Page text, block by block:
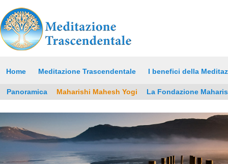
Home Meditazione Trascendentale I benefici della
Panoramica Maharishi Mahesh Yogi La Fondazione